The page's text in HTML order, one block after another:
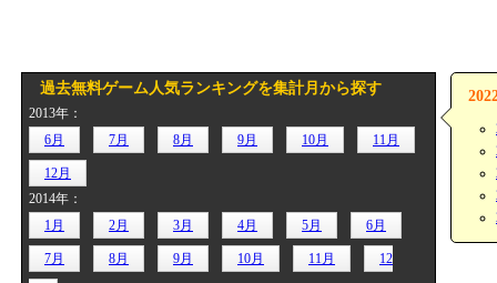
過去無料ゲーム人気ランキングを集計月から探す
2013年：
6月
7月 8月 9月 10月 11月
12月
2014年：
1月
2月 3月 4月 5月 6月
7月 8月 9月 10月 11月 12